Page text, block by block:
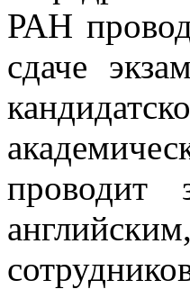
РАН
сдаче
проводит